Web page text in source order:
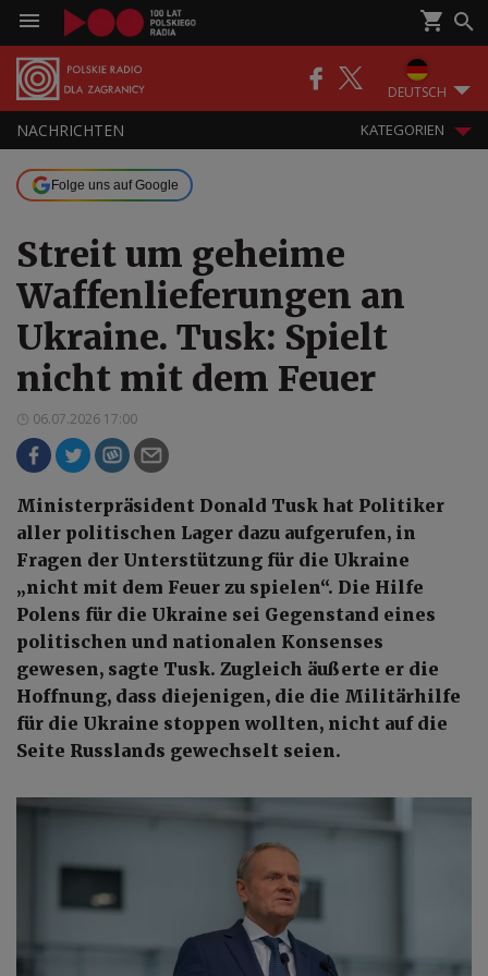
DEUTSCH
NACHRICHTEN KATEGORIEN
Folge uns auf Google
Streit um geheime
Waffenlieferungen an
Ukraine. Tusk: Spielt
nicht mit dem Feuer
06.07.2026 17:00
Ministerpräsident Donald Tusk hat Politiker
aller politischen Lager dazu aufgerufen, in
Fragen der Unterstützung für die Ukraine
„nicht mit dem Feuer zu spielen“. Die Hilfe
Polens für die Ukraine sei Gegenstand eines
politischen und nationalen Konsenses
gewesen, sagte Tusk. Zugleich äußerte er die
Hoffnung, dass diejenigen, die die Militärhilfe
für die Ukraine stoppen wollten, nicht auf die
Seite Russlands gewechselt seien.